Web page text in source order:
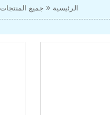
الرئيسية جميع المنتجات